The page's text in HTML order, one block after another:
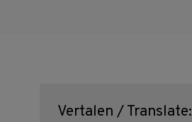
Vertalen / Translate: